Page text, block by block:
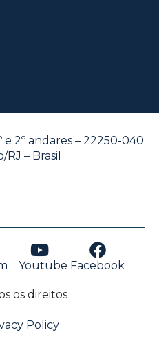
e 2º andares – 22250-040
– Brasil
Youtube Facebook
os direitos
Policy